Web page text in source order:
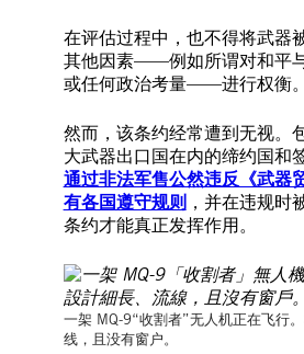
在评估过程中，也不得将武器
其他因素——例如所谓对和平
或任何政治考量——进行权衡。
然而，该条约经常遭到无视。
大武器出口国在内的缔约国和
通过非法军售公然违反《武器
有各国遵守规则 ，并在违规时
条约才能真正发挥作用。
一架 MQ-9“收割者”无人机正在飞行
线，且没有窗户。